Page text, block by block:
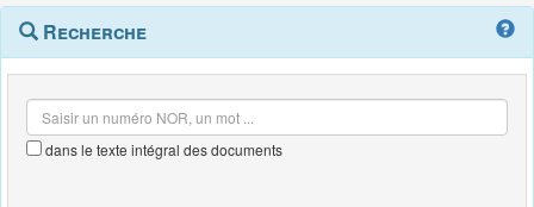
Navigation
outils
Menu
contextuel
Recherche
dans le texte intégral des documents